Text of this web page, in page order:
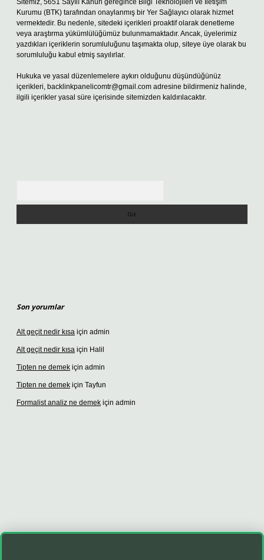
Sitemiz, 5651 Sayılı Kanun gereğince Bilgi Teknolojileri ve İletişim
Kurumu (BTK) tarafından onaylanmış bir Yer Sağlayıcı olarak hizmet
vermektedir. Bu nedenle, sitedeki içerikleri proaktif olarak denetleme
veya araştırma yükümlülüğümüz bulunmamaktadır. Ancak, üyelerimiz
yazdıkları içeriklerin sorumluluğunu taşımakta olup, siteye üye olarak bu
sorumluluğu kabul etmiş sayılırlar.
Hukuka ve yasal düzenlemelere aykırı olduğunu düşündüğünüz
içerikleri, backlinkpanelicomtr@gmail.com adresine bildirmeniz halinde,
ilgili içerikler yasal süre içerisinde sitemizden kaldırılacaktır.
Son yorumlar
Alt geçit nedir kısa için admin
Alt geçit nedir kısa için Halil
Tipten ne demek için admin
Tipten ne demek için Tayfun
Formalist analiz ne demek için admin
giriş